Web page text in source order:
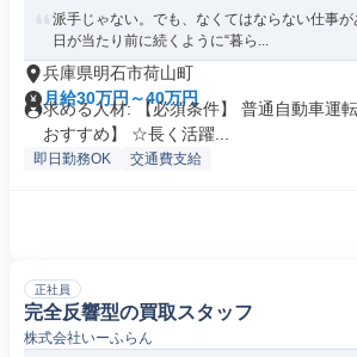
派手じゃない。でも、なくてはならない仕事
日が当たり前に続くように“暮ら...
兵庫県明石市荷山町
月給30万円～40万円
求める人材: 【必須条件】 普通自動車運
おすすめ】 ☆長く活躍...
即日勤務OK 交通費支給
正社員
完全反響型の買取スタッフ
株式会社いーふらん